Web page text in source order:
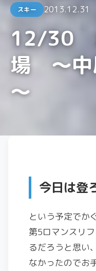
スキー 2013.12.31
12/30
場 ～中
～
今日は登
という予定でか
第5ロマンスリ
るだろうと思い
なかったのでお